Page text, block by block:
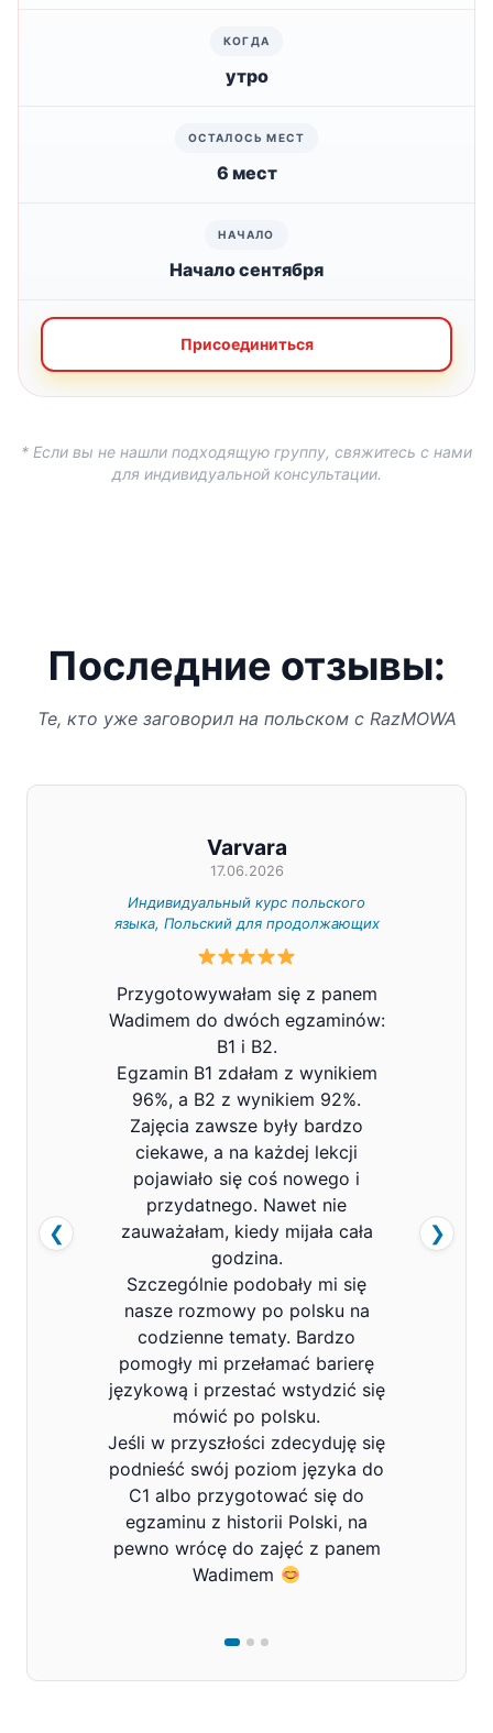
утро
6 мест
Начало сентября
Присоединиться
* Если вы не нашли подходящую группу, свяжитесь с нами
для индивидуальной консультации.
Последние отзывы:
Те, кто уже заговорил на польском с RazMOWA
Varvara
17.06.2026
Индивидуальный курс польского
языка, Польский для продолжающих
Przygotowywałam się z panem
Wadimem do dwóch egzaminów:
B1 i B2.
Egzamin B1 zdałam z wynikiem
96%, a B2 z wynikiem 92%.
Zajęcia zawsze były bardzo
ciekawe, a na każdej lekcji
pojawiało się coś nowego i
przydatnego. Nawet nie
zauważałam, kiedy mijała cała
godzina.
Szczególnie podobały mi się
nasze rozmowy po polsku na
codzienne tematy. Bardzo
pomogły mi przełamać barierę
językową i przestać wstydzić się
mówić po polsku.
Jeśli w przyszłości zdecyduję się
podnieść swój poziom języka do
C1 albo przygotować się do
egzaminu z historii Polski, na
pewno wrócę do zajęć z panem
Wadimem
❮ ❯